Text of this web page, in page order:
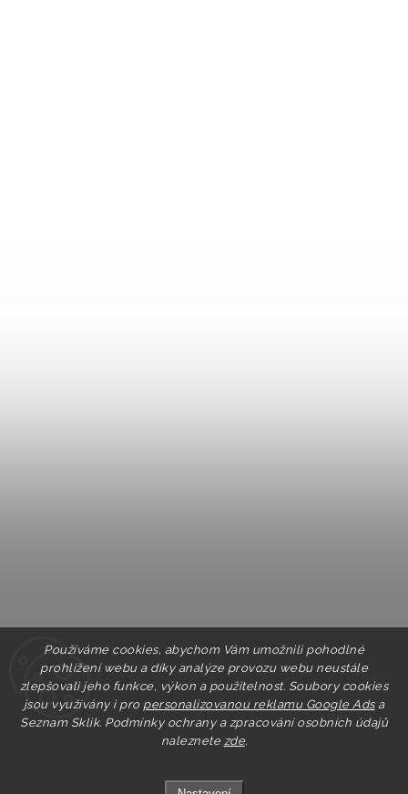
Používáme cookies, abychom Vám umožnili pohodlné
prohlížení webu a díky analýze provozu webu neustále
zlepšovali jeho funkce, výkon a použitelnost. Soubory cookies
jsou využívány i pro personalizovanou reklamu Google Adsa
Seznam Sklik. Podmínky ochrany a zpracování osobních údajů
naleznete zde.